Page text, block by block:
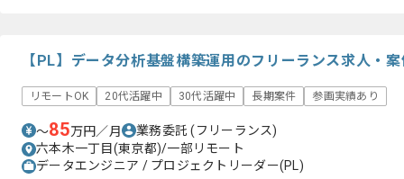
【PL】データ分析基盤構築運用のフリーランス求人・
リモートOK 20代活躍中 30代活躍中 長期案件 参画実績あり
〜85万円／月 業務委託(フリーランス)
六本木一丁目(東京都)/一部リモート
データエンジニア / プロジェクトリーダー(PL)